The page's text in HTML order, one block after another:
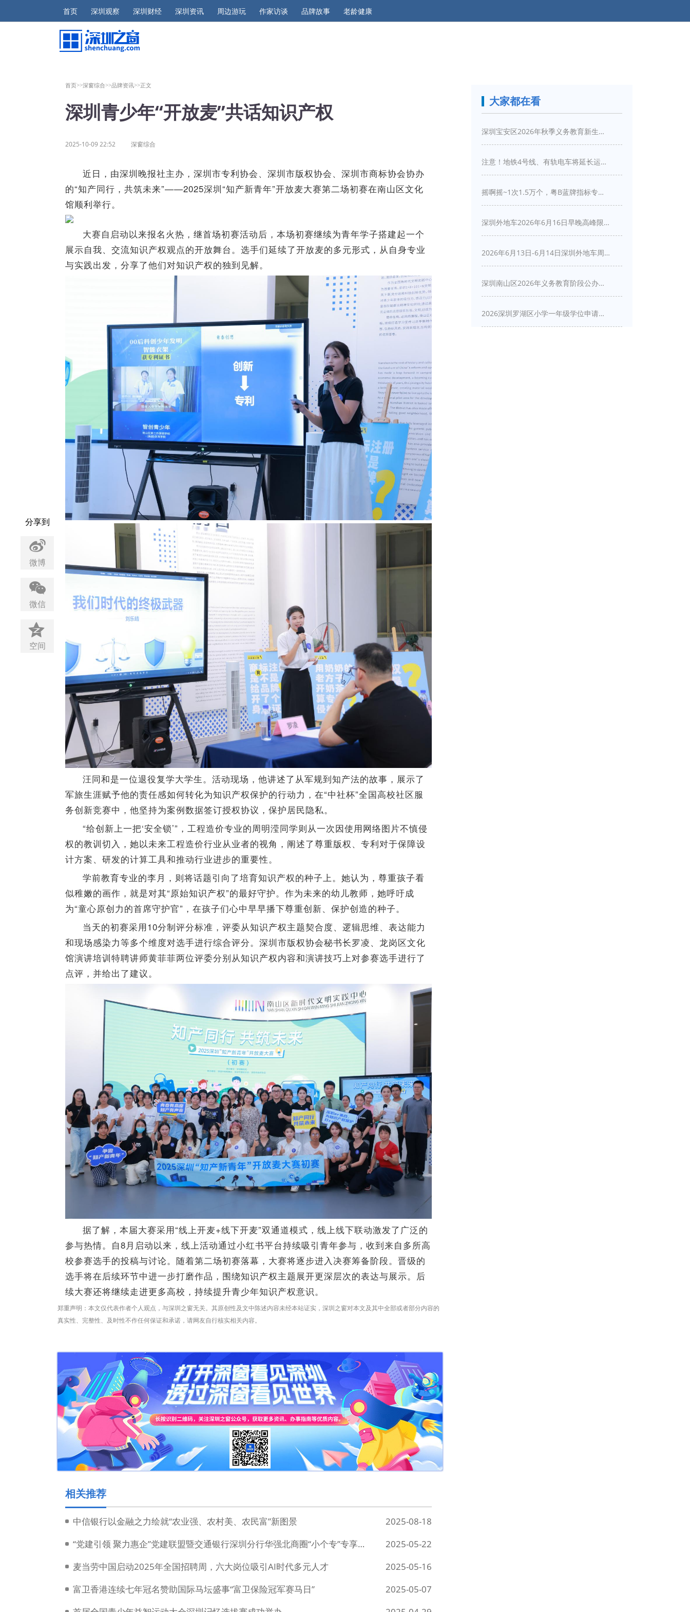
首页 深圳观察 深圳财经 深圳资讯 周边游玩 作家访谈 品牌故事 老龄健康
首页>>深窗综合>>品牌资讯>>正文
深圳青少年“开放麦”共话知识产权
2025-10-09 22:52 深窗综合
近日，由深圳晚报社主办，深圳市专利协会、深圳市版权协会、深圳市商标协会协办
的“知产同行，共筑未来”——2025深圳“知产新青年”开放麦大赛第二场初赛在南山区文化
馆顺利举行。
大赛自启动以来报名火热，继首场初赛活动后，本场初赛继续为青年学子搭建起一个
展示自我、交流知识产权观点的开放舞台。选手们延续了开放麦的多元形式，从自身专业
与实践出发，分享了他们对知识产权的独到见解。
汪同和是一位退役复学大学生。活动现场，他讲述了从军规到知产法的故事，展示了
军旅生涯赋予他的责任感如何转化为知识产权保护的行动力，在“中社杯”全国高校社区服
务创新竞赛中，他坚持为案例数据签订授权协议，保护居民隐私。
“给创新上一把‘安全锁’”，工程造价专业的周明滢同学则从一次因使用网络图片不慎侵
权的教训切入，她以未来工程造价行业从业者的视角，阐述了尊重版权、专利对于保障设
计方案、研发的计算工具和推动行业进步的重要性。
学前教育专业的李月，则将话题引向了培育知识产权的种子上。她认为，尊重孩子看
似稚嫩的画作，就是对其“原始知识产权”的最好守护。作为未来的幼儿教师，她呼吁成
为“童心原创力的首席守护官”，在孩子们心中早早播下尊重创新、保护创造的种子。
当天的初赛采用10分制评分标准，评委从知识产权主题契合度、逻辑思维、表达能力
和现场感染力等多个维度对选手进行综合评分。深圳市版权协会秘书长罗凌、龙岗区文化
馆演讲培训特聘讲师黄菲菲两位评委分别从知识产权内容和演讲技巧上对参赛选手进行了
点评，并给出了建议。
据了解，本届大赛采用“线上开麦+线下开麦”双通道模式，线上线下联动激发了广泛的
参与热情。自8月启动以来，线上活动通过小红书平台持续吸引青年参与，收到来自多所高
校参赛选手的投稿与讨论。随着第二场初赛落幕，大赛将逐步进入决赛筹备阶段。晋级的
选手将在后续环节中进一步打磨作品，围绕知识产权主题展开更深层次的表达与展示。后
续大赛还将继续走进更多高校，持续提升青少年知识产权意识。
郑重声明：本文仅代表作者个人观点，与深圳之窗无关。其原创性及文中陈述内容未经本站证实，深圳之窗对本文及其中全部或者部分内容的
真实性、完整性、及时性不作任何保证和承诺，请网友自行核实相关内容。
分享到
微博
微信
空间
相关推荐
中信银行以金融之力绘就“农业强、农村美、农民富”新图景
2025-08-18
“党建引领 聚力惠企”党建联盟暨交通银行深圳分行华强北商圈“小个专”专享产品发布会圆满举办
2025-05-22
麦当劳中国启动2025年全国招聘周，六大岗位吸引AI时代多元人才
2025-05-16
富卫香港连续七年冠名赞助国际马坛盛事“富卫保险冠军赛马日”
2025-05-07
大家都在看
深圳宝安区2026年秋季义务教育新生入学指引
注意！地铁4号线、有轨电车将延长运营服务！
摇啊摇~1次1.5万个，粤B蓝牌指标专项摇号又来啦！
深圳外地车2026年6月16日早晚高峰限行详情
2026年6月13日-6月14日深圳外地车周末限行吗
深圳南山区2026年义务教育阶段公办学校新生入学申请指南
2026深圳罗湖区小学一年级学位申请指南